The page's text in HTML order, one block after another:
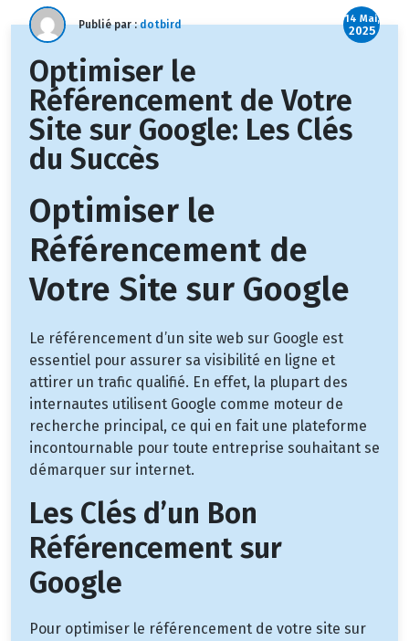
Publié par :dotbird 14 Mai,
2025
Optimiser le
Référencement de Votre
Site sur Google: Les Clés
du Succès
Optimiser le
Référencement de
Votre Site sur Google
Le référencement d’un site web sur Google est
essentiel pour assurer sa visibilité en ligne et
attirer un trafic qualifié. En effet, la plupart des
internautes utilisent Google comme moteur de
recherche principal, ce qui en fait une plateforme
incontournable pour toute entreprise souhaitant se
démarquer sur internet.
Les Clés d’un Bon
Référencement sur
Google
Pour optimiser le référencement de votre site sur